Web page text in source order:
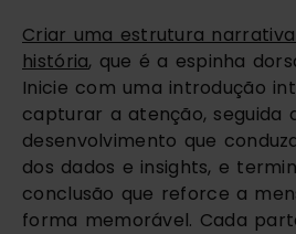
Criar uma estrutura
história, que é a espinha
Inicie com uma introdução
capturar a atenção, seguida
desenvolvimento que
dos dados e insights, e
conclusão que reforce a
forma memorável. Cada